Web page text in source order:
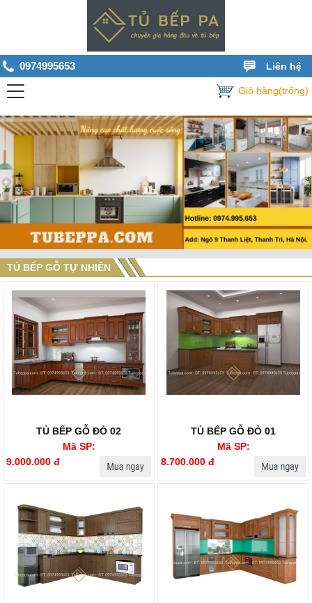
0974995653 Liên hệ
Giỏ hàng(trống)
TỦ BẾP GỖ TỰ NHIÊN
TỦ BẾP GỖ ĐỎ 02
Mã SP:
9.000.000 đ
TỦ BẾP GỖ ĐỎ 01
Mã SP:
8.700.000 đ